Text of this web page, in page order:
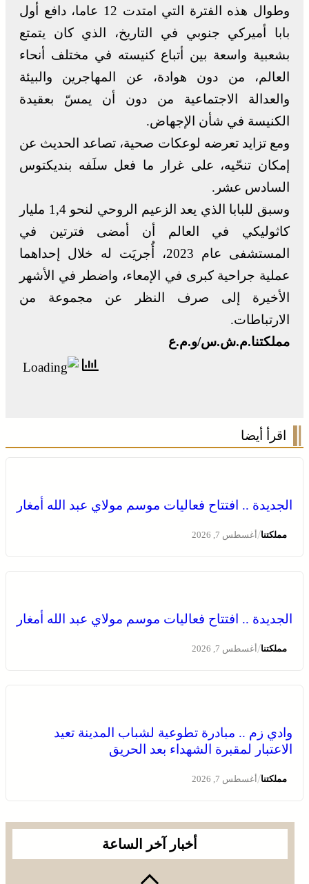
وطوال هذه الفترة التي امتدت 12 عاما، دافع أول
بابا أميركي جنوبي في التاريخ، الذي كان يتمتع
بشعبية واسعة بين أتباع كنيسته في مختلف أنحاء
العالم، من دون هوادة، عن المهاجرين والبيئة
والعدالة الاجتماعية من دون أن يمسّ بعقيدة
الكنيسة في شأن الإجهاض.
ومع تزايد تعرضه لوعكات صحية، تصاعد الحديث عن
إمكان تنحّيه، على غرار ما فعل سلَفه بنديكتوس
السادس عشر.
وسبق للبابا الذي يعد الزعيم الروحي لنحو 1,4 مليار
كاثوليكي في العالم أن أمضى فترتين في
المستشفى عام 2023، أُجريَت له خلال إحداهما
عملية جراحية كبرى في الإمعاء، واضطر في الأشهر
الأخيرة إلى صرف النظر عن مجموعة من
الارتباطات.
مملكتنا.م.ش.س/و.م.ع
اقرأ أيضا
الجديدة .. افتتاح فعاليات موسم مولاي عبد الله أمغار
مملكتنا/أغسطس 7, 2026
الجديدة .. افتتاح فعاليات موسم مولاي عبد الله أمغار
مملكتنا/أغسطس 7, 2026
وادي زم .. مبادرة تطوعية لشباب المدينة تعيد
الاعتبار لمقبرة الشهداء بعد الحريق
مملكتنا/أغسطس 7, 2026
أخبار آخر الساعة